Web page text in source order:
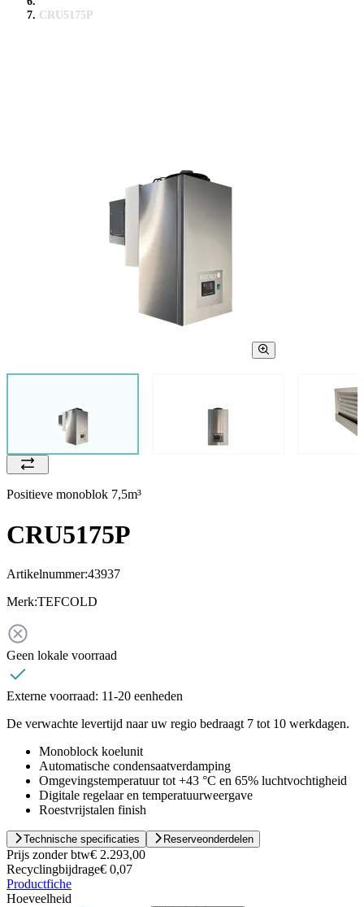
CRU5175P
Positieve monoblok 7,5m³
CRU5175P
Artikelnummer:43937
Merk:TEFCOLD
Geen lokale voorraad
Externe voorraad: 11-20 eenheden
De verwachte levertijd naar uw regio bedraagt 7 tot 10 werkdagen.
Monoblock koelunit
Automatische condensaatverdamping
Omgevingstemperatuur tot +43 °C en 65% luchtvochtigheid
Digitale regelaar en temperatuurweergave
Roestvrijstalen finish
Technische specificaties Reserveonderdelen
Prijs zonder btw€ 2.293,00
Recyclingbijdrage€ 0,07
Productfiche
Hoeveelheid